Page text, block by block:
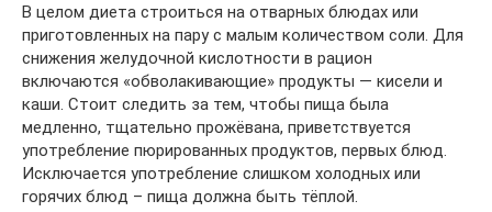
В целом диета строиться на отварных блюдах или
приготовленных на пару с малым количеством соли. Для
снижения желудочной кислотности в рацион
включаются «обволакивающие» продукты — кисели и
каши. Стоит следить за тем, чтобы пища была
медленно, тщательно прожёвана, приветствуется
употребление пюрированных продуктов, первых блюд.
Исключается употребление слишком холодных или
горячих блюд – пища должна быть тёплой.